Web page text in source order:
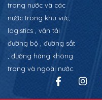
trong nước và các
nước trong khu vực,
logistics , vận tải
đường bộ , đường sắt
, đường hàng không
trong và ngoài nước.